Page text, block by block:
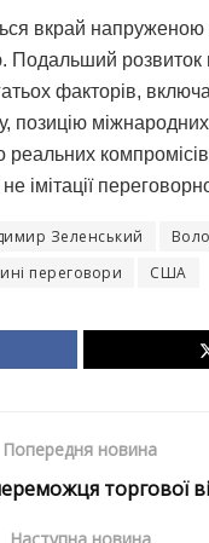
вкрай напруженою
Подальший розвиток
факторів,
позицію
реальних
імітації
Зеленський
переговори США
Попередня новина
торгової